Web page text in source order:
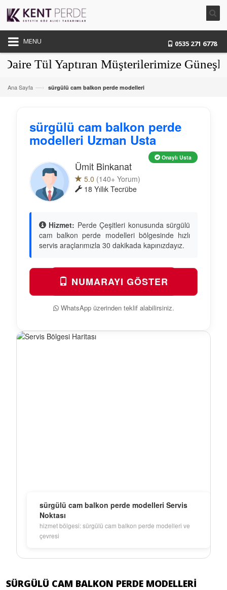
0535 271 6778
MENU
Tül Yaptıran Müşterilerimize Güneşlikler
Ana Sayfa —› sürgülü cam balkon perde modelleri
sürgülü cam balkon perde
modelleri Uzman Usta
Onaylı Usta
Ümit Binkanat
5.0 (140+ Yorum)
18 Yıllık Tecrübe
Hizmet: Perde Çeşitleri konusunda sürgülü
cam balkon perde modelleri bölgesinde hızlı
servis araçlarımızla 30 dakikada kapınızdayız.
NUMARAYI GÖSTER
WhatsApp üzerinden teklif alabilirsiniz.
sürgülü cam balkon perde modelleri Servis
Noktası
hizmet bölgesi: sürgülü cam balkon perde modelleri ve
çevresi
SÜRGÜLÜ CAM BALKON PERDE MODELLERI